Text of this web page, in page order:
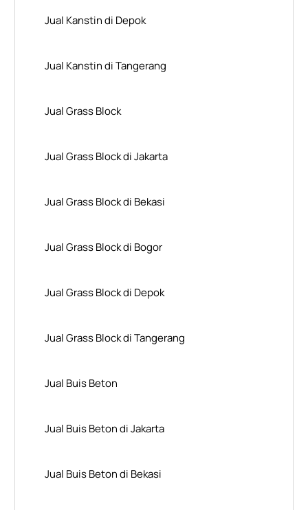
Jual Kanstin di Depok
Jual Kanstin di Tangerang
Jual Grass Block
Jual Grass Block di Jakarta
Jual Grass Block di Bekasi
Jual Grass Block di Bogor
Jual Grass Block di Depok
Jual Grass Block di Tangerang
Jual Buis Beton
Jual Buis Beton di Jakarta
Jual Buis Beton di Bekasi